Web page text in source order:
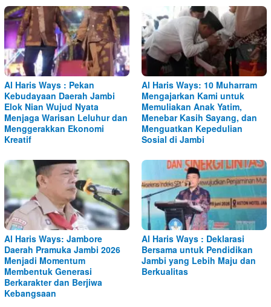
Al Haris Ways : Pekan
Kebudayaan Daerah Jambi
Elok Nian Wujud Nyata
Menjaga Warisan Leluhur dan
Menggerakkan Ekonomi
Kreatif
Al Haris Ways: 10 Muharram
Mengajarkan Kami untuk
Memuliakan Anak Yatim,
Menebar Kasih Sayang, dan
Menguatkan Kepedulian
Sosial di Jambi
Al Haris Ways: Jambore
Daerah Pramuka Jambi 2026
Menjadi Momentum
Membentuk Generasi
Berkarakter dan Berjiwa
Kebangsaan
Al Haris Ways : Deklarasi
Bersama untuk Pendidikan
Jambi yang Lebih Maju dan
Berkualitas